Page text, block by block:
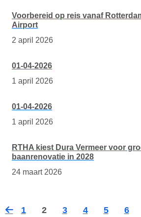
Voorbereid op reis vanaf
Airport
2 april 2026
01-04-2026
1 april 2026
01-04-2026
1 april 2026
RTHA kiest Dura Vermeer voor
baanrenovatie in 2028
24 maart 2026
1 2 3 4 5 6